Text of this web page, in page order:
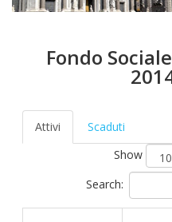
Fondo
Attivi
Scaduti
Show
Search: